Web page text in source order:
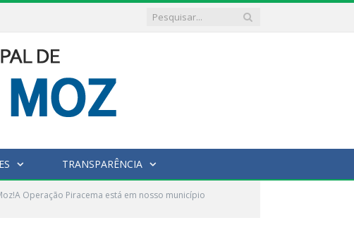
TRANSPARÊNCIA
Operação Piracema está em nosso município